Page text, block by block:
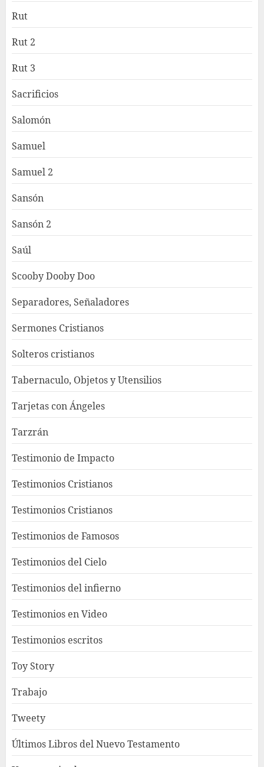
Rut
Rut 2
Rut 3
Sacrificios
Salomón
Samuel
Samuel 2
Sansón
Sansón 2
Saúl
Scooby Dooby Doo
Separadores, Señaladores
Sermones Cristianos
Solteros cristianos
Tabernaculo, Objetos y Utensilios
Tarjetas con Ángeles
Tarzrán
Testimonio de Impacto
Testimonios Cristianos
Testimonios Cristianos
Testimonios de Famosos
Testimonios del Cielo
Testimonios del infierno
Testimonios en Video
Testimonios escritos
Toy Story
Trabajo
Tweety
Últimos Libros del Nuevo Testamento